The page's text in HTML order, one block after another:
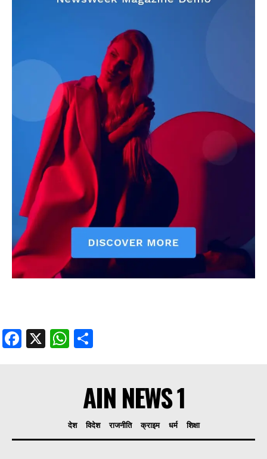
AIN NEWS 1
Contact Us
About Us
Privacy Policy
Terms of Use Agreement
Facebook
X WhatsApp
Share
Facebook
X WhatsApp
AIN NEWS 1
देश विदेश राजनीति क्राइम धर्म शिक्षा